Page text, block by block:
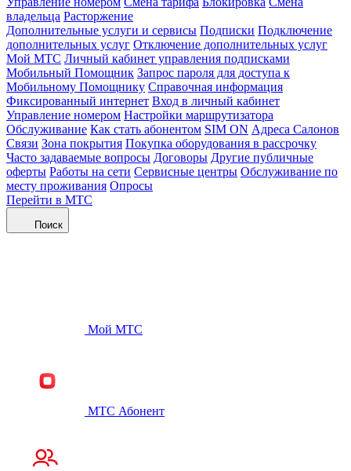
владельца Расторжение
Дополнительные услуги и сервисы Подписки Подключение
дополнительных услуг Отключение дополнительных услуг
Мой МТС Личный кабинет управления подписками
Мобильный Помощник Запрос пароля для доступа к
Мобильному Помощнику Справочная информация
Фиксированный интернет Вход в личный кабинет
Управление номером Настройки маршрутизатора
Обслуживание Как стать абонентом SIM ON Адреса Салонов
Связи Зона покрытия Покупка оборудования в рассрочку
Часто задаваемые вопросы Договоры Другие публичные
оферты Работы на сети Сервисные центры Обслуживание по
месту проживания Опросы
Перейти в МТС
Поиск
Мой МТС
МТС Абонент